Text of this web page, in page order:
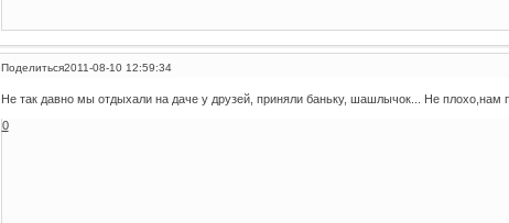
Поделиться2011-08-10 12:59:34
Не так давно мы отдыхали на даче у друзей, приняли баньку, шашлычок... Не плохо,нам
0